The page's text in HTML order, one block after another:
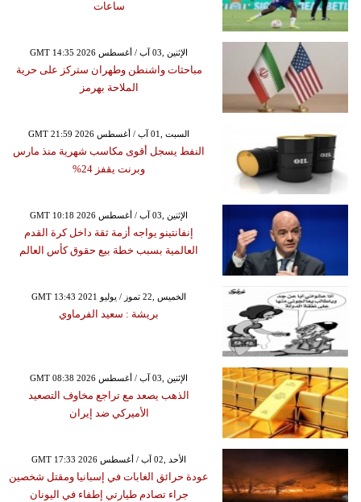
ساعات
GMT 14:35 2026 الإثنين ,03 آب / أغسطس
مباحثات واشنطن وطهران ستركز على حرية
الملاحة بهرمز
GMT 21:59 2026 السبت ,01 آب / أغسطس
النفط يسجل أقوى مكاسب شهرية منذ مارس
وبرنت يقفز 24%
GMT 10:18 2026 الإثنين ,03 آب / أغسطس
إنفانتينو يواجه أزمة ثقة داخل كرة القدم
العالمية بسبب خطة بيع حقوق كأس العالم
GMT 13:43 2021 الخميس ,22 تموز / يوليو
بريشة : سعيد الفرماوي
GMT 08:38 2026 الإثنين ,03 آب / أغسطس
الذهب يصعد مع تراجع مخاوف التصعيد
الأميركي ضد إيران
GMT 17:33 2026 الأحد ,02 آب / أغسطس
عودة حرائق الغابات في إسبانيا ومقتل شخصين
جراء تصادم طيارتي إطفاء في اليونان